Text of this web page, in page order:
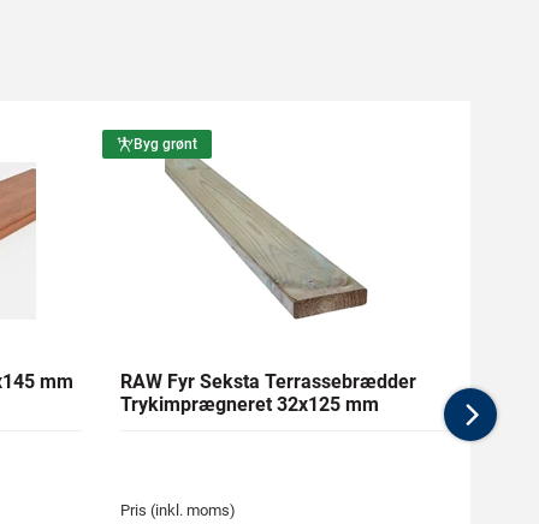
mm
Byg grønt
RAW Fyr Seksta Terrassebrædder
Trykimprægneret 32x125 mm
Pris (inkl. moms)
mm